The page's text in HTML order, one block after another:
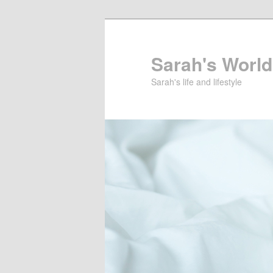
Sarah's World
Sarah's life and lifestyle